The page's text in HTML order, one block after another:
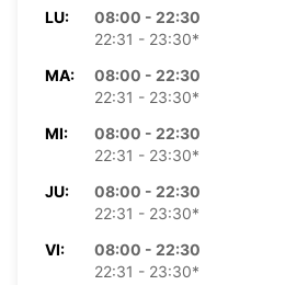
LU:
08:00 - 22:30
22:31 - 23:30*
MA:
08:00 - 22:30
22:31 - 23:30*
MI:
08:00 - 22:30
22:31 - 23:30*
JU:
08:00 - 22:30
22:31 - 23:30*
VI:
08:00 - 22:30
22:31 - 23:30*